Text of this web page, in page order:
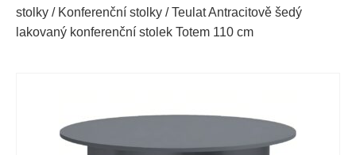
stolky / Konferenční stolky / Teulat Antracitově šedý
lakovaný konferenční stolek Totem 110 cm